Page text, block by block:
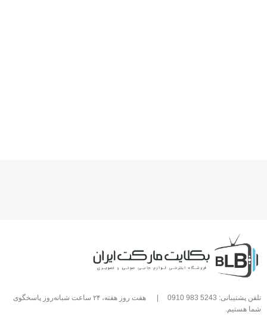
تلفن پشتیبانی: 5243 983 0910
هفت روز هفته، ۲۴ ساعت شبانه‌روز پاسخگوی
شما هستیم.